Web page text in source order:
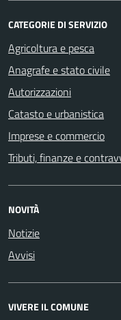
CATEGORIE DI SERVIZIO
Agricoltura e pesca
Anagrafe e stato civile
Autorizzazioni
Catasto e urbanistica
Imprese e commercio
Tributi, finanze e
NOVITÀ
Notizie
Avvisi
VIVERE IL COMUNE